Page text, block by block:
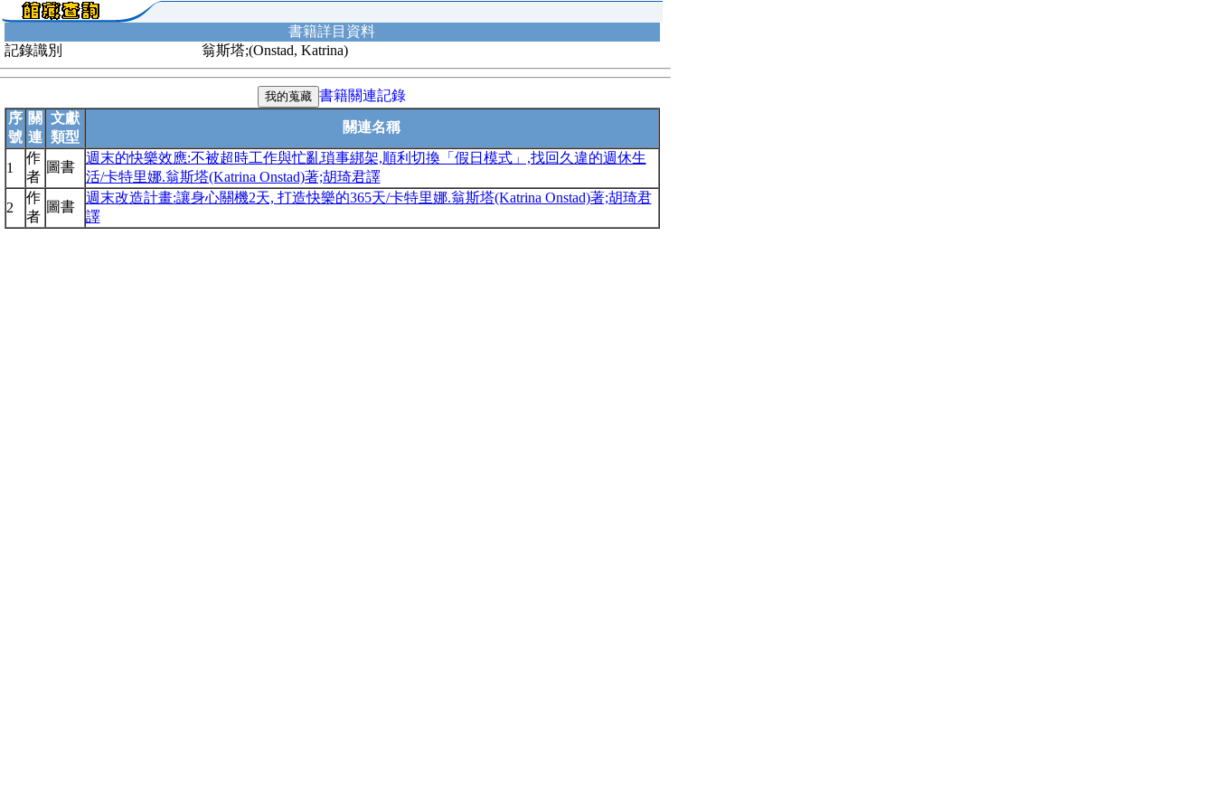
書籍詳目資料
記錄識別
翁斯塔;(Onstad, Katrina)
書籍關連記錄
序
號
關
連
文獻
類型
關連名稱
1
作
者
圖書
週末的快樂效應:不被超時工作與忙亂瑣事綁架,順利切換「假日模式」,找回久違的週休生
活/卡特里娜.翁斯塔(Katrina Onstad)著;胡琦君譯
2
作
者
圖書
週末改造計畫:讓身心關機2天, 打造快樂的365天/卡特里娜.翁斯塔(Katrina Onstad)著;胡琦君
譯